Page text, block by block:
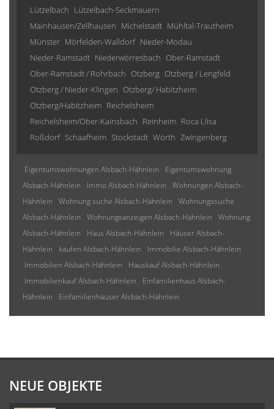
Lützelbach Lützelbach-Seckmauern
Mainhausen/Zellhausen Michelstadt Mühltal-Trautheim
Münster Mörfelden-Walldorf Nieder-Modau
Nieder-Ramstadt Niederwörresbach Ober-Ramstadt
Ober-Ramstadt / Rohrbach Otzberg Otzberg / Lengfeld
Otzberg / Nieder-Klingen Otzberg/ Habitzheim
Otzberg/Habitzheim Reichelsheim
Reichelsheim/Ober-Kainsbach Reinheim Roca Llisa
Roßdorf Schaafheim Stockstadt Wörth Zwingenberg
Eigentumswohnungen Alsbach-Hähnlein
Eigentumswohnung
Alsbach-Hähnlein
Immo Alsbach-Hähnlein
Wohnungen Alsbach-
Hähnlein
Wohnung suche Alsbach-Hähnlein
Wohnungssuche
Alsbach-Hähnlein
Wohnungsanzeigen Alsbach-Hähnlein
Wohnung
Alsbach-Hähnlein
Haus Alsbach-Hähnlein
Häuser Alsbach-
Hähnlein
kaufen Alsbach-Hähnlein
Immobilie Alsbach-Hähnlein
Immobilien Alsbach-Hähnlein
Hauskauf Alsbach-Hähnlein
Immobilienkauf Alsbach-Hähnlein
Einfamilienhaus Alsbach-
Hähnlein
Einfamilienhäuser Alsbach-Hähnlein
NEUE OBJEKTE